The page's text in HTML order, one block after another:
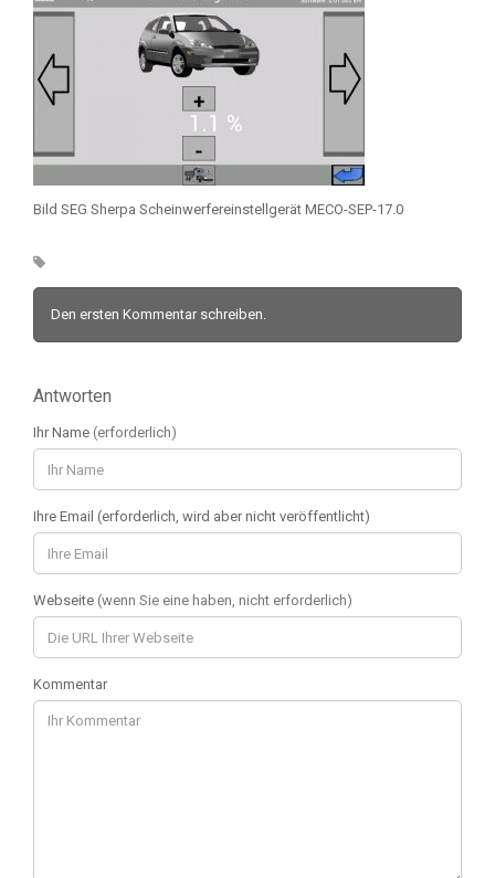
Bild SEG Sherpa Scheinwerfereinstellgerät MECO-SEP-17.0
Den ersten Kommentar schreiben.
Antworten
Ihr Name (erforderlich)
Ihre Email (erforderlich, wird aber nicht veröffentlicht)
Webseite (wenn Sie eine haben, nicht erforderlich)
Kommentar